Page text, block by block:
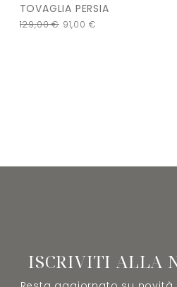
TOVAGLIA PERSIA
129,00€ 91,00 €
ISCRIVITI ALLA